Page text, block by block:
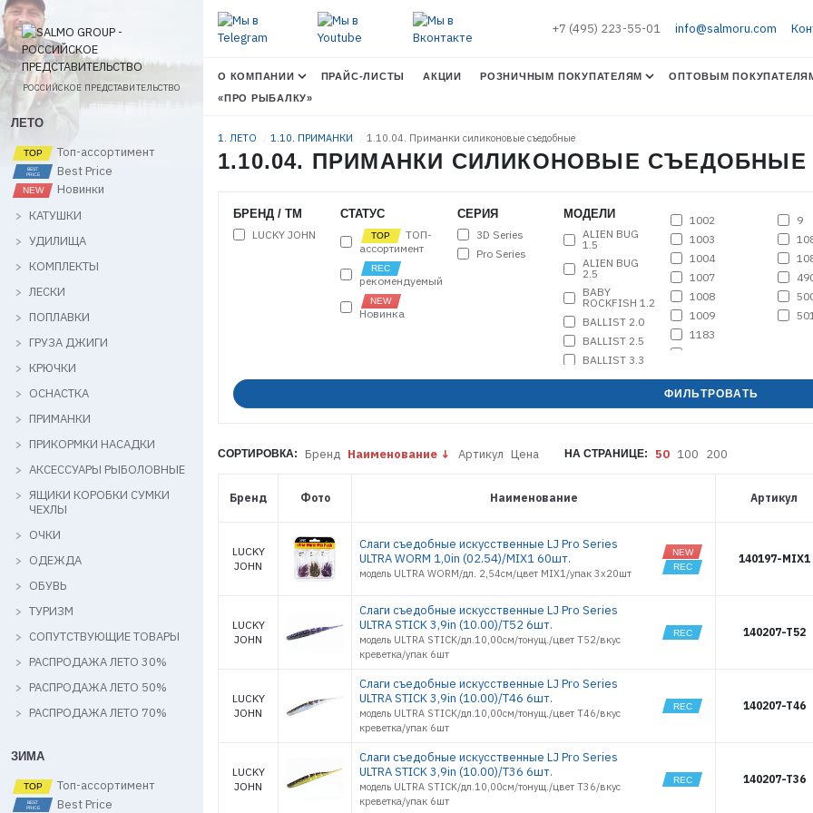
РОССИЙСКОЕ ПРЕДСТАВИТЕЛЬСТВО
ЛЕТО
Топ-ассортимент
Best Price
Новинки
КАТУШКИ
УДИЛИЩА
КОМПЛЕКТЫ
ЛЕСКИ
ПОПЛАВКИ
ГРУЗА ДЖИГИ
КРЮЧКИ
ОСНАСТКА
ПРИМАНКИ
ПРИКОРМКИ НАСАДКИ
АКСЕССУАРЫ РЫБОЛОВНЫЕ
ЯЩИКИ КОРОБКИ СУМКИ
ЧЕХЛЫ
ОЧКИ
ОДЕЖДА
ОБУВЬ
ТУРИЗМ
СОПУТСТВУЮЩИЕ ТОВАРЫ
РАСПРОДАЖА ЛЕТО 30%
РАСПРОДАЖА ЛЕТО 50%
РАСПРОДАЖА ЛЕТО 70%
ЗИМА
Топ-ассортимент
Best Price
+7 (495) 223-55-01 info@salmoru.com
О КОМПАНИИ ПРАЙС-ЛИСТЫ АКЦИИ РОЗНИЧНЫМ ПОКУПАТЕЛЯМ ОПТОВЫМ
«ПРО РЫБАЛКУ»
1. ЛЕТО 1.10. ПРИМАНКИ 1.10.04. Приманки силиконовые съедобные
1.10.04. ПРИМАНКИ СИЛИКОНОВЫЕ СЪЕДОБНЫЕ
БРЕНД / ТМ
LUCKY JOHN
СТАТУС
ТОП-
ассортимент
рекомендуемый
Новинка
СЕРИЯ
3D Series
Pro Series
МОДЕЛИ
ALIEN BUG
1.5
ALIEN BUG
2.5
BABY
ROCKFISH 1.2
BALLIST 2.0
BALLIST 2.5
BALLIST 3.3
BALLIST 4.0
2.8
CHICKEN LEG
CURLY
HOGY HOG
1.2
1.6
HOGY
HOGY
2.5
3.0
1002
1003
1004
1007
1008
1009
1183
1186
1187
1189
1275
1277
1283
1286
1287
1290
1291
9
ФИЛЬТРОВАТЬ
СОРТИРОВКА: Бренд Наименование Артикул Цена НА СТРАНИЦЕ: 50 100 200
Бренд Фото Наименование Артикул
LUCKY
JOHN
Слаги съедобные искусственные LJ Pro Series
ULTRA WORM 1,0in (02.54)/MIX1 60шт.
модель ULTRA WORM/дл. 2,54см/цвет MIX1/упак 3x20шт
140197-MIX1
LUCKY
JOHN
Слаги съедобные искусственные LJ Pro Series
ULTRA STICK 3,9in (10.00)/T52 6шт.
модель ULTRA STICK/дл.10,00см/тонущ./цвет T52/вкус
креветка/упак 6шт
140207-T52
LUCKY
JOHN
Слаги съедобные искусственные LJ Pro Series
ULTRA STICK 3,9in (10.00)/T46 6шт.
модель ULTRA STICK/дл.10,00см/тонущ./цвет T46/вкус
креветка/упак 6шт
140207-T46
LUCKY
JOHN
Слаги съедобные искусственные LJ Pro Series
ULTRA STICK 3,9in (10.00)/T36 6шт.
модель ULTRA STICK/дл.10,00см/тонущ./цвет T36/вкус
креветка/упак 6шт
140207-T36